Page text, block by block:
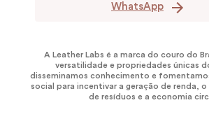
WhatsApp
A Leather Labs é a marca do couro do
versatilidade e propriedades únicas
disseminamos conhecimento e
social para incentivar a geração de renda,
de resíduos e a economia